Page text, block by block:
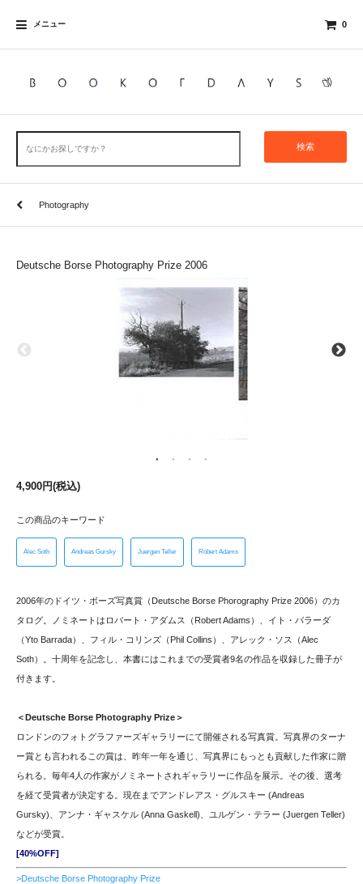
メニュー 0
検索
Photography
Deutsche Borse Photography Prize 2006
4,900円(税込)
この商品のキーワード
Alec Soth Andreas Gursky Juergen Teller Robert Adams
2006年のドイツ・ボーズ写真賞（Deutsche Borse Phorography Prize 2006）のカ
タログ。ノミネートはロバート・アダムス（Robert Adams）、イト・バラーダ
（Yto Barrada）、フィル・コリンズ（Phil Collins）、アレック・ソス（Alec
Soth）。十周年を記念し、本書にはこれまでの受賞者9名の作品を収録した冊子が
付きます。
＜Deutsche Borse Photography Prize＞
ロンドンのフォトグラファーズギャラリーにて開催される写真賞。写真界のターナ
ー賞とも言われるこの賞は、昨年一年を通じ、写真界にもっとも貢献した作家に贈
られる。毎年4人の作家がノミネートされギャラリーに作品を展示。その後、選考
を経て受賞者が決定する。現在までアンドレアス・グルスキー (Andreas
Gursky)、アンナ・ギャスケル (Anna Gaskell)、ユルゲン・テラー (Juergen Teller)
などが受賞。
[40%OFF]
>Deutsche Borse Photography Prize